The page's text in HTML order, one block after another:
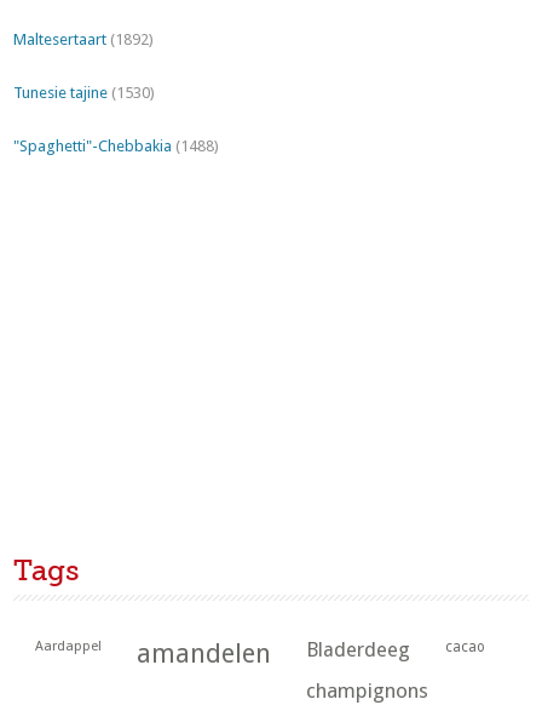
Maltesertaart (1892)
Tunesie tajine (1530)
"Spaghetti"-Chebbakia (1488)
Tags
Aardappel amandelen Bladerdeeg cacao
champignons